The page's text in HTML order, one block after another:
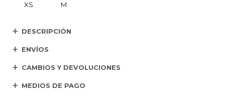
XS M
DESCRIPCIÓN
ENVÍOS
CAMBIOS Y DEVOLUCIONES
MEDIOS DE PAGO